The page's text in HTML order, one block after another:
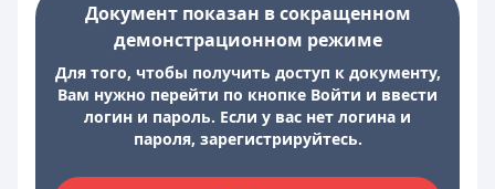
Документ показан в сокращенном
демонстрационном режиме
Для того, чтобы получить доступ к документу,
Вам нужно перейти по кнопке Войти и ввести
логин и пароль. Если у вас нет логина и
пароля, зарегистрируйтесь.